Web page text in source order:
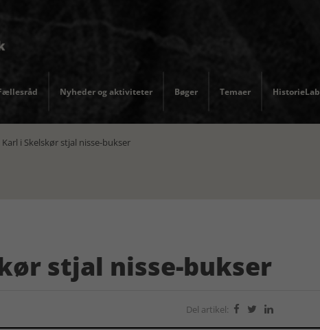
Nyheder og aktiviteter Bøger Temaer HistorieLab
Karl i Skelskør stjal nisse-bukser
stjal nisse-bukser
Del artikel:   